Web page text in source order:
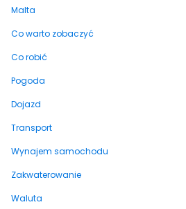
Malta
Co warto zobaczyć
Co robić
Pogoda
Dojazd
Transport
Wynajem samochodu
Zakwaterowanie
Waluta